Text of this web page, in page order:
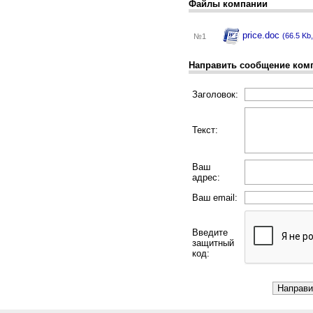
Файлы компании
№1 price.doc (66.5
Направить сообщение
Заголовок:
Текст:
Ваш
адрес:
Ваш email:
Введите
защитный
код: